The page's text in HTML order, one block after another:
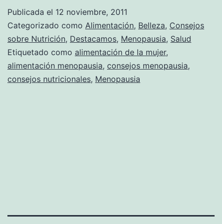
Publicada el 12 noviembre, 2011
Categorizado como Alimentación, Belleza, Consejos
sobre Nutrición, Destacamos, Menopausia, Salud
Etiquetado como alimentación de la mujer,
alimentación menopausia, consejos menopausia,
consejos nutricionales, Menopausia